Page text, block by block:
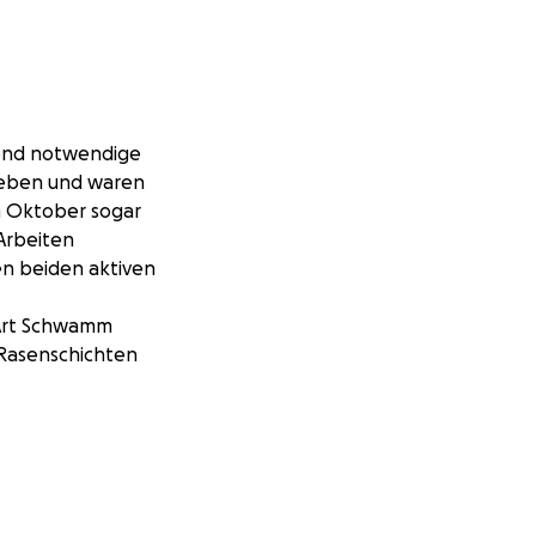
notwendige
und waren
Oktober sogar
beiden aktiven
Schwamm